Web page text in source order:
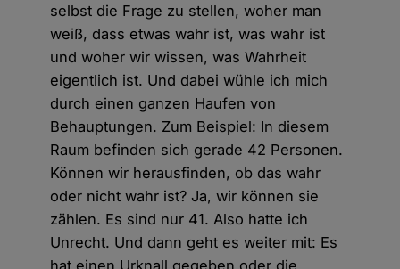
selbst die Frage zu stellen, woher man
weiß, dass etwas wahr ist, was wahr ist
und woher wir wissen, was Wahrheit
eigentlich ist. Und dabei wühle ich mich
durch einen ganzen Haufen von
Behauptungen. Zum Beispiel: In diesem
Raum befinden sich gerade 42 Personen.
Können wir herausfinden, ob das wahr
oder nicht wahr ist? Ja, wir können sie
zählen. Es sind nur 41. Also hatte ich
Unrecht. Und dann geht es weiter mit: Es
hat einen Urknall gegeben oder die